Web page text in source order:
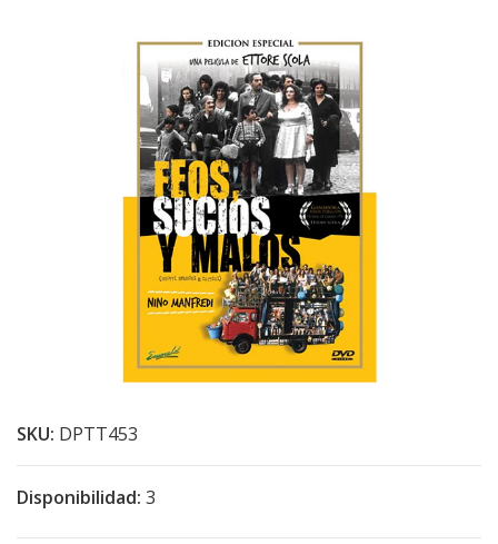
SKU: DPTT453
Disponibilidad: 3